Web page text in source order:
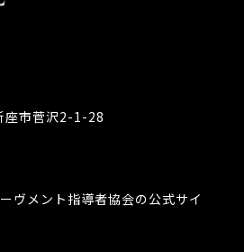
座市菅沢2-1-28
ヴメント指導者協会の公式サイ